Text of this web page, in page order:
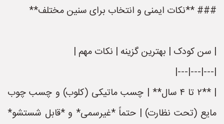
### **نکات ایمنی و انتخاب برای سنین مختلف**
| سن کودک | بهترین گزینه | نکات مهم |
|---|---|---|
| **۲ تا ۴ سال** | چسب ماتیکی (کلوب) و چسب چوب
مایع (تحت نظارت) | حتماً *غیرسمی* و *قابل شستشو*